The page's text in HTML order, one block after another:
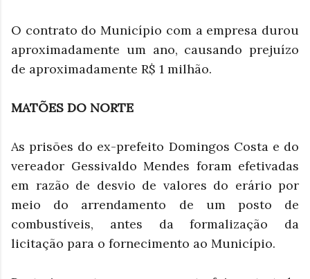
O contrato do Município com a empresa durou
aproximadamente um ano, causando prejuízo
de aproximadamente R$ 1 milhão.
MATÕES DO NORTE
As prisões do ex-prefeito Domingos Costa e do
vereador Gessivaldo Mendes foram efetivadas
em razão de desvio de valores do erário por
meio do arrendamento de um posto de
combustíveis, antes da formalização da
licitação para o fornecimento ao Município.